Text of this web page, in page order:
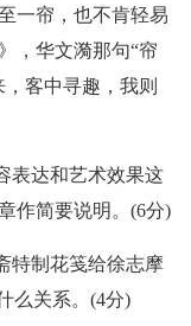
一帘，也不肯轻易
，华文漪那句“帘
客中寻趣，我则
表达和艺术效果这
作简要说明。(6分)
特制花笺给徐志摩
么关系。(4分)